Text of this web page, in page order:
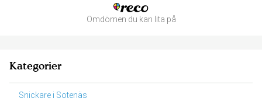
Omdömen du kan lita på
Kategorier
Snickare i Sotenäs